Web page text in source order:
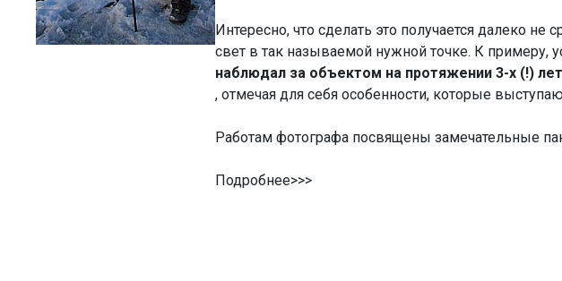
Интересно, что сделать это получается далеко
свет в так называемой нужной точке. К примеру,
наблюдал за объектом на протяжении 3-х (!) лет
, отмечая для себя особенности, которые
Работам фотографа посвящены замечательные
Подробнее>>>